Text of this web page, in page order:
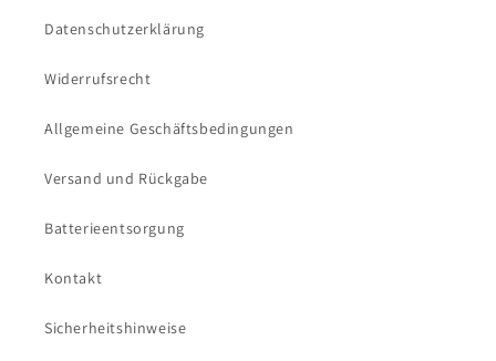
Datenschutzerklärung
Widerrufsrecht
Allgemeine Geschäftsbedingungen
Versand und Rückgabe
Batterieentsorgung
Kontakt
Sicherheitshinweise